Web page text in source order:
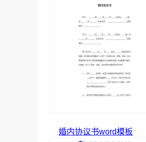
婚内协议书word模板